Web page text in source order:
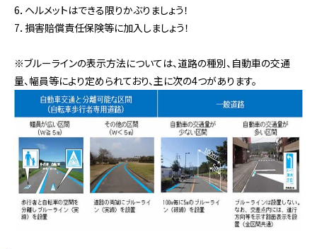
6．ヘルメットはできる限りかぶりましょう！
7．損害賠償責任保険等に加入しましょう！
※ブルーラインの表示方法については、道路の種別、自動車の交通
量、幅員等により定められており、主に次の4つがあります。